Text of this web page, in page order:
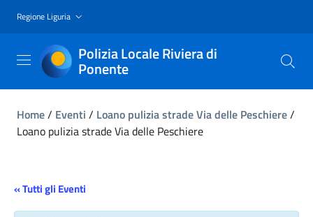
Regione Liguria
Polizia Locale Riviera di
Ponente
Home/ Eventi / Loano pulizia strade Via delle Peschiere/
Loano pulizia strade Via delle Peschiere
« Tutti gli Eventi